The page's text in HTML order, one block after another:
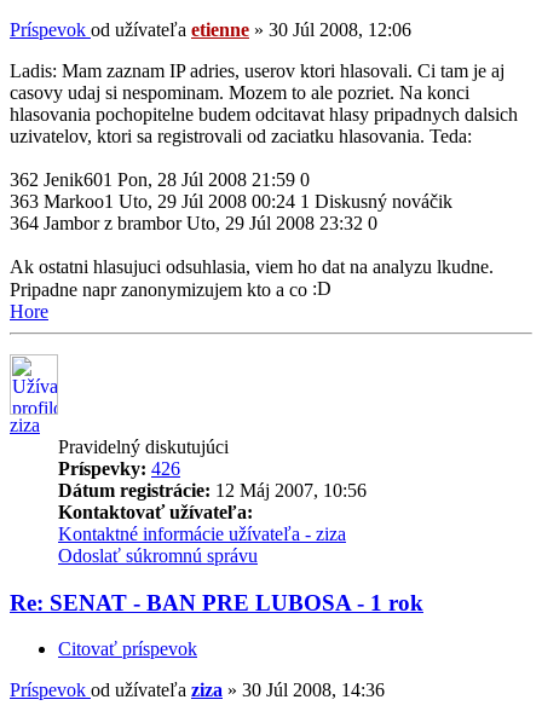
Príspevok od užívateľa etienne » 30 Júl 2008, 12:06
Ladis: Mam zaznam IP adries, userov ktori hlasovali. Ci tam je aj
casovy udaj si nespominam. Mozem to ale pozriet. Na konci
hlasovania pochopitelne budem odcitavat hlasy pripadnych dalsich
uzivatelov, ktori sa registrovali od zaciatku hlasovania. Teda:
362 Jenik601 Pon, 28 Júl 2008 21:59 0
363 Markoo1 Uto, 29 Júl 2008 00:24 1 Diskusný nováčik
364 Jambor z brambor Uto, 29 Júl 2008 23:32 0
Ak ostatni hlasujuci odsuhlasia, viem ho dat na analyzu lkudne.
Pripadne napr zanonymizujem kto a co
Hore
ziza
Pravidelný diskutujúci
Príspevky: 426
Dátum registrácie: 12 Máj 2007, 10:56
Kontaktovať užívateľa:
Kontaktné informácie užívateľa - ziza
Odoslať súkromnú správu
Re: SENAT - BAN PRE LUBOSA - 1 rok
Citovať príspevok
Príspevok od užívateľa ziza » 30 Júl 2008, 14:36